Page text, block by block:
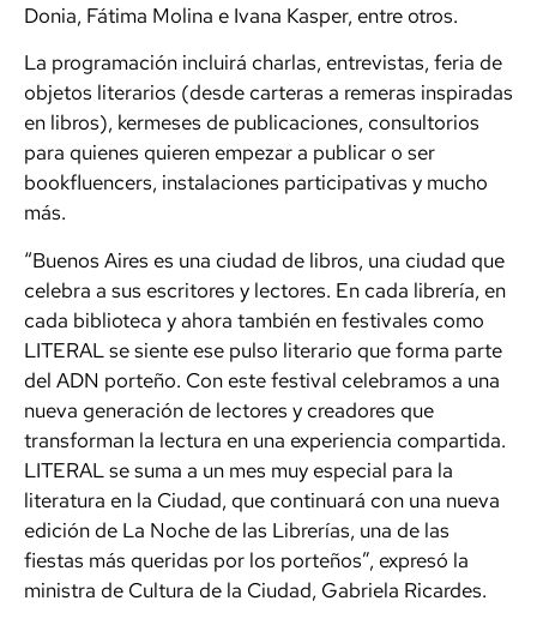
Donia, Fátima Molina e Ivana Kasper, entre otros.
La programación incluirá charlas, entrevistas, feria de
objetos literarios (desde carteras a remeras inspiradas
en libros), kermeses de publicaciones, consultorios
para quienes quieren empezar a publicar o ser
bookfluencers, instalaciones participativas y mucho
más.
“Buenos Aires es una ciudad de libros, una ciudad que
celebra a sus escritores y lectores. En cada librería, en
cada biblioteca y ahora también en festivales como
LITERAL se siente ese pulso literario que forma parte
del ADN porteño. Con este festival celebramos a una
nueva generación de lectores y creadores que
transforman la lectura en una experiencia compartida.
LITERAL se suma a un mes muy especial para la
literatura en la Ciudad, que continuará con una nueva
edición de La Noche de las Librerías, una de las
fiestas más queridas por los porteños”, expresó la
ministra de Cultura de la Ciudad, Gabriela Ricardes.